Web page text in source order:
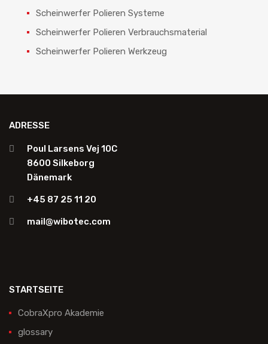
Scheinwerfer Polieren Systeme
Scheinwerfer Polieren Verbrauchsmaterial
Scheinwerfer Polieren Werkzeug
ADRESSE
Poul Larsens Vej 10C
8600 Silkeborg
Dänemark
+45 87 25 11 20
mail@wibotec.com
STARTSEITE
CobraXpro Akademie
glossary